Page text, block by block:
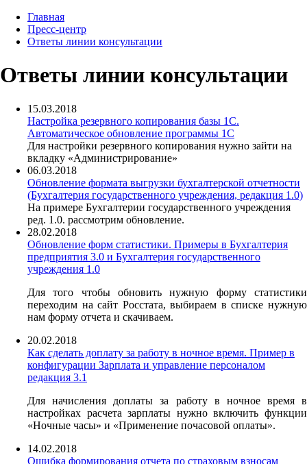
Главная
Пресс-центр
Ответы линии консультации
Ответы линии консультации
15.03.2018
Настройка резервного копирования базы 1С.
Автоматическое обновление программы 1С
Для настройки резервного копирования нужно зайти на
вкладку «Администрирование»
06.03.2018
Обновление формата выгрузки бухгалтерской отчетности
(Бухгалтерия государственного учреждения, редакция 1.0)
На примере Бухгалтерии государственного учреждения
ред. 1.0. рассмотрим обновление.
28.02.2018
Обновление форм статистики. Примеры в Бухгалтерия
предприятия 3.0 и Бухгалтерия государственного
учреждения 1.0
Для того чтобы обновить нужную форму статистики
переходим на сайт Росстата, выбираем в списке нужную
нам форму отчета и скачиваем.
20.02.2018
Как сделать доплату за работу в ночное время. Пример в
конфигурации Зарплата и управление персоналом
редакция 3.1
Для начисления доплаты за работу в ночное время в
настройках расчета зарплаты нужно включить функции
«Ночные часы» и «Применение почасовой оплаты».
14.02.2018
Ошибка формирования отчета по страховым взносам